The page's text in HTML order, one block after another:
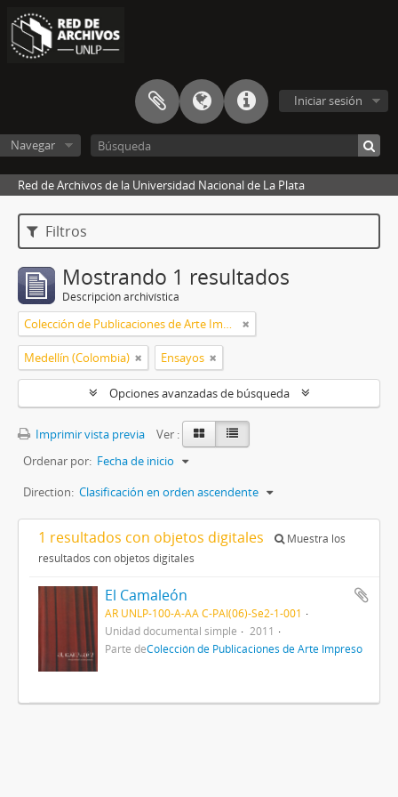
Iniciar sesión
Navegar
Red de Archivos de la Universidad Nacional de La Plata
Filtros
Mostrando 1 resultados
Descripción archivística
Colección de Publicaciones de Arte Impreso
Medellín (Colombia) Ensayos
Opciones avanzadas de búsqueda
Imprimir vista previa
Ver :
Ordenar por: Fecha de inicio
Direction: Clasificación en orden ascendente
1 resultados con objetos digitales
Muestra los
resultados con objetos digitales
El Camaleón
AR UNLP-100-A-AA C-PAI(06)-Se2-1-001
Unidad documental simple
2011
Parte deColección de Publicaciones de Arte Impreso